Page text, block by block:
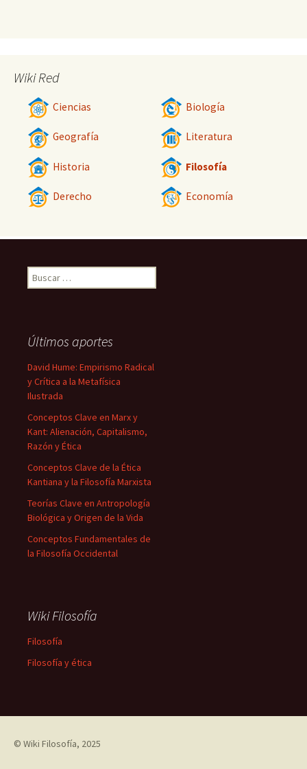
Wiki Red
Ciencias Biología
Geografía Literatura
Historia Filosofía
Derecho Economía
Buscar:
Últimos aportes
David Hume: Empirismo Radical
y Crítica a la Metafísica
Ilustrada
Conceptos Clave en Marx y
Kant: Alienación, Capitalismo,
Razón y Ética
Conceptos Clave de la Ética
Kantiana y la Filosofía Marxista
Teorías Clave en Antropología
Biológica y Origen de la Vida
Conceptos Fundamentales de
la Filosofía Occidental
Wiki Filosofía
Filosofía
Filosofía y ética
© Wiki Filosofía, 2025